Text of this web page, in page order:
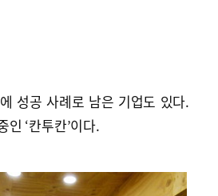
성공 사례로 남은 기업도 있다.
‘칸투칸’이다.